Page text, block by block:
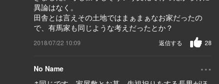
異論はなく。
田舎とは言えその土地ではまぁまぁなお家だったの
で、有馬家も同じような考えだったとか？
2018/07/22 10:09 28
返信する
No Name ...